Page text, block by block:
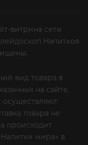
витрина сети
Напитков
вид товара в
на сайте.
осуществляют
товара не
происходит
мира» в